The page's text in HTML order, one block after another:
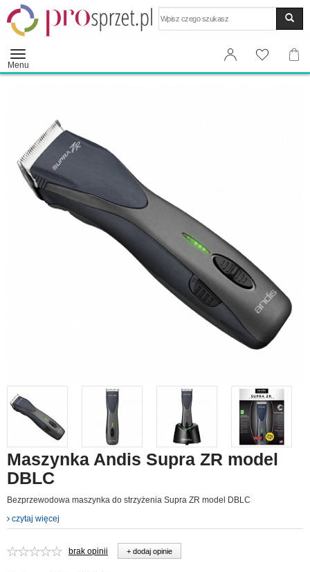
Menu
Maszynka Andis Supra ZR model
DBLC
Bezprzewodowa maszynka do strzyżenia Supra ZR model DBLC
czytaj więcej
brak opinii + dodaj opinie